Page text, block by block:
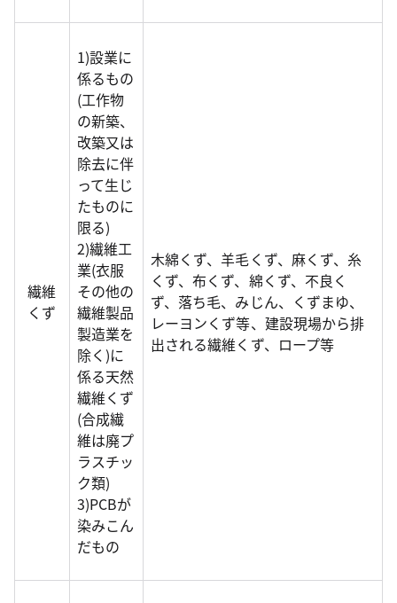
繊維
くず
1)設業に
係るもの
(工作物
の新築、
改築又は
除去に伴
って生じ
たものに
限る)
2)繊維工
業(衣服
その他の
繊維製品
製造業を
除く)に
係る天然
繊維くず
(合成繊
維は廃プ
ラスチッ
ク類)
3)PCBが
染みこん
だもの
木綿くず、羊毛くず、麻くず、糸
くず、布くず、綿くず、不良く
ず、落ち毛、みじん、くずまゆ、
レーヨンくず等、建設現場から排
出される繊維くず、ロープ等